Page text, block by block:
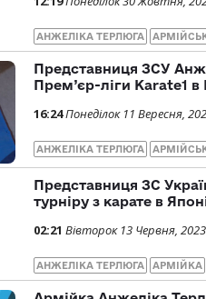
АНЖЕЛІКА ТЕРЛЮГА
Представниця ЗСУ
Прем’єр-ліги Karate1 в
16:24Понеділок 11 Вересня,
АНЖЕЛІКА ТЕРЛЮГА
Представниця ЗС
турніру з карате в
02:21 Вівторок 13 Червня, 2023
АНЖЕЛІКА ТЕРЛЮГА АРМІЙКА